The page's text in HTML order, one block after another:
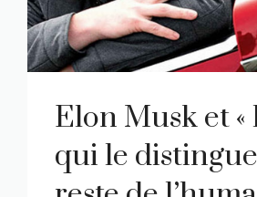
Elon Musk et
qui le